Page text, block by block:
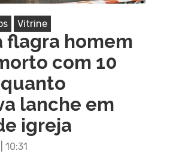
Vitrine
flagra homem
com 10
lanche em
igreja
10:31